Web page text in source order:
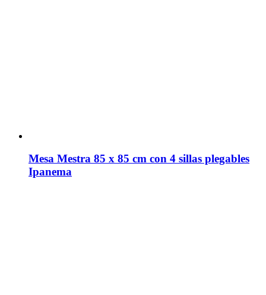
Mesa Mestra 85 x 85 cm con 4 sillas plegables
Ipanema